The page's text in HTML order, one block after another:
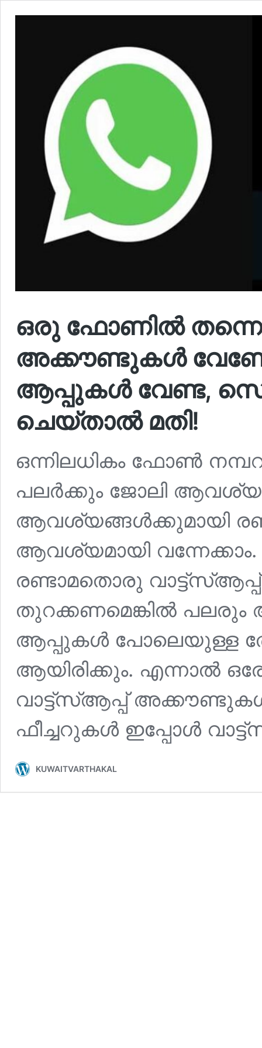
ഒരു ഫോണിൽ തന്നെ
അക്കൗണ്ടുകൾ
ആപ്പുകൾ വേണ്ട,
ചെയ്‌താൽ മതി!
ഒന്നിലധികം ഫോൺ
പലർക്കും ജോലി
ആവശ്യങ്ങൾക്കുമായി
ആവശ്യമായി
രണ്ടാമതൊരു
തുറക്കണമെങ്കിൽ
ആപ്പുകൾ പോലെയുള്ള
ആയിരിക്കും. എന്നാൽ
വാട്ട്‌സ്‌ആപ്പ്
ഫീച്ചറുകൾ ഇപ്പോൾ
KUWAITVARTHAKAL